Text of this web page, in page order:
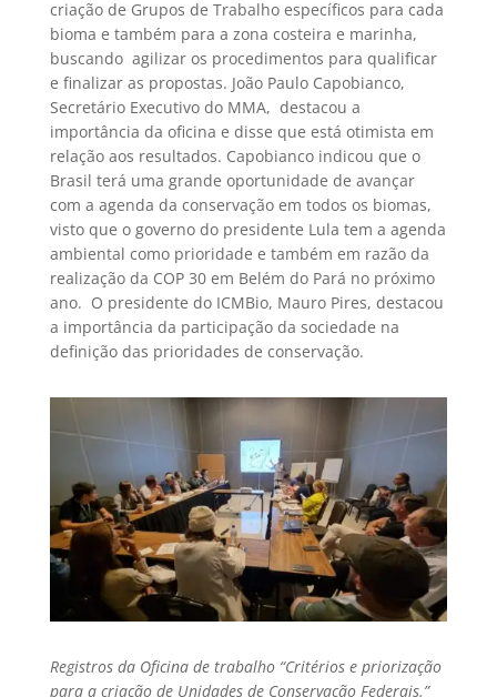
criação de Grupos de Trabalho específicos para cada
bioma e também para a zona costeira e marinha,
buscando agilizar os procedimentos para qualificar
e finalizar as propostas. João Paulo Capobianco,
Secretário Executivo do MMA, destacou a
importância da oficina e disse que está otimista em
relação aos resultados. Capobianco indicou que o
Brasil terá uma grande oportunidade de avançar
com a agenda da conservação em todos os biomas,
visto que o governo do presidente Lula tem a agenda
ambiental como prioridade e também em razão da
realização da COP 30 em Belém do Pará no próximo
ano. O presidente do ICMBio, Mauro Pires, destacou
a importância da participação da sociedade na
definição das prioridades de conservação.
Registros da Oficina de trabalho “Critérios e priorização
para a criação de Unidades de Conservação Federais.”